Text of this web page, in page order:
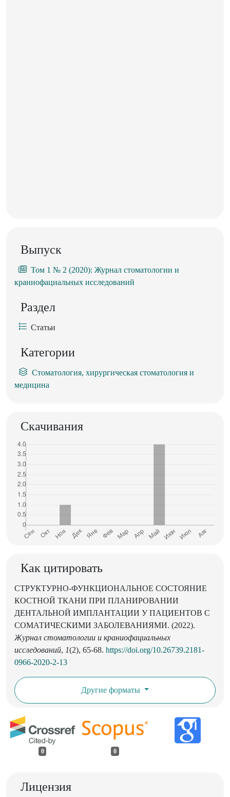
Выпуск
Том 1 № 2 (2020): Журнал стоматологии и
краниофациальных исследований
Раздел
Статьи
Категории
Стоматология, хирургическая стоматология и
медицина
Скачивания
Как цитировать
СТРУКТУРНО-ФУНКЦИОНАЛЬНОЕ СОСТОЯНИЕ
КОСТНОЙ ТКАНИ ПРИ ПЛАНИРОВАНИИ
ДЕНТАЛЬНОЙ ИМПЛАНТАЦИИ У ПАЦИЕНТОВ С
СОМАТИЧЕСКИМИ ЗАБОЛЕВАНИЯМИ. (2022).
Журнал стоматологии и краниофациальных
исследований, 1(2), 65-68. https://doi.org/10.26739.2181-
0966-2020-2-13
Другие форматы
0 0
Лицензия